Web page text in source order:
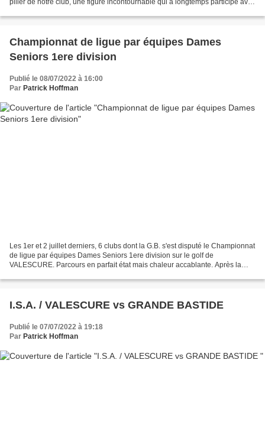
Championnat de ligue par équipes Dames
Seniors 1ere division
Publié le 08/07/2022 à 16:00
Par Patrick Hoffman
Les 1er et 2 juillet derniers, 6 clubs dont la G.B. s'est disputé le Championnat
de ligue par équipes Dames Seniors 1ere division sur le golf de
VALESCURE. Parcours en parfait état mais chaleur accablante. Après la
I.S.A. / VALESCURE vs GRANDE BASTIDE
Publié le 07/07/2022 à 19:18
Par Patrick Hoffman